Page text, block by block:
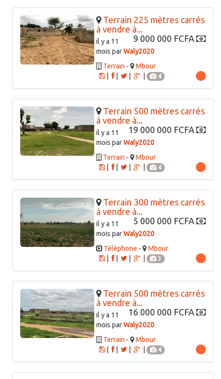
Terrain 225 mètres carrés
à vendre à...
9 000 000 FCFA
il y a 11
mois parWaly2020
Terrain -
Mbour
|
4
Terrain 500 mètres carrés
à vendre à...
19 000 000 FCFA
il y a 11
mois parWaly2020
Terrain -
Mbour
|
4
Terrain 300 mètres carrés
à vendre à...
5 000 000 FCFA
il y a 11
mois parWaly2020
Téléphone -
Mbour
|
3
Terrain 500 mètres carrés
à vendre à...
16 000 000 FCFA
il y a 11
mois parWaly2020
Terrain -
Mbour
|
4